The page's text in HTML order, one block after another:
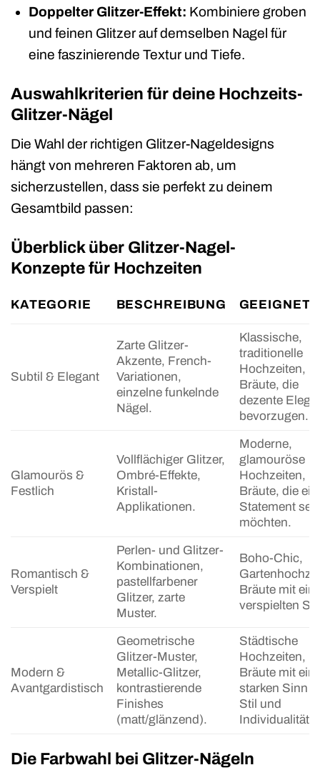
Doppelter Glitzer-Effekt: Kombiniere groben
und feinen Glitzer auf demselben Nagel für
eine faszinierende Textur und Tiefe.
Auswahlkriterien für deine Hochzeits-
Glitzer-Nägel
Die Wahl der richtigen Glitzer-Nageldesigns
hängt von mehreren Faktoren ab, um
sicherzustellen, dass sie perfekt zu deinem
Gesamtbild passen:
Überblick über Glitzer-Nagel-
Konzepte für Hochzeiten
KATEGORIE BESCHREIBUNG GEEIGNET
Subtil & Elegant
Zarte Glitzer-
Akzente, French-
Variationen,
einzelne funkelnde
Nägel.
Klassische,
traditionelle
Hochzeiten,
Bräute, die
dezente
bevorzugen.
Glamourös &
Festlich
Vollflächiger Glitzer,
Ombré-Effekte,
Kristall-
Applikationen.
Moderne,
glamouröse
Hochzeiten,
Bräute, die ein
Statement
möchten.
Romantisch &
Verspielt
Perlen- und Glitzer-
Kombinationen,
pastellfarbener
Glitzer, zarte
Muster.
Boho-Chic,
Bräute mit
verspielten
Modern &
Avantgardistisch
Geometrische
Glitzer-Muster,
Metallic-Glitzer,
kontrastierende
Finishes
(matt/glänzend).
Städtische
Hochzeiten,
Bräute mit
starken Sinn
Stil und
Individualität.
Die Farbwahl bei Glitzer-Nägeln